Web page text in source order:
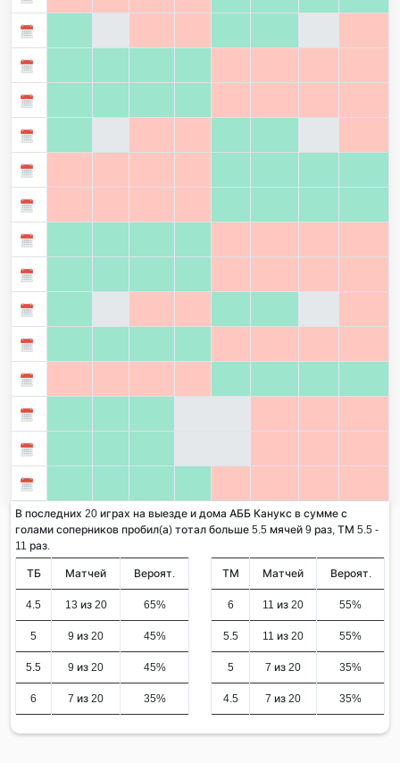
В последних 20 играх на выезде и дома АББ Канукс в сумме с
голами соперников пробил(а) тотал больше 5.5 мячей 9 раз, ТМ 5.5 -
11 раз.
ТБ Матчей Вероят.
4.5 13 из 20 65%
5 9 из 20 45%
5.5 9 из 20 45%
6 7 из 20 35%
ТМ Матчей Вероят.
6 11 из 20 55%
5.5 11 из 20 55%
5 7 из 20 35%
4.5 7 из 20 35%